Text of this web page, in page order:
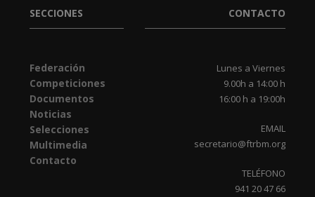
SECCIONES
Federación
Competiciones
Documentos
Noticias
Selecciones
Multimedia
Contacto
CONTACTO
Lunes a Viernes
9.00h a 14:00 h
16:00 h a 19:00h
EMAIL
secretario@ftrbm.org
TELÉFONO
941 20 47 66